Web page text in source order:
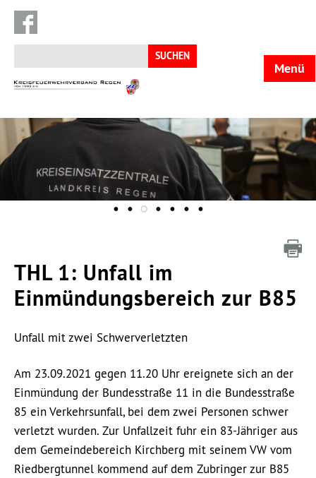
Suchen
nach:
KFV
Menü
THL 1: Unfall im
Einmündungsbereich zur B85
Unfall mit zwei Schwerverletzten
Am 23.09.2021 gegen 11.20 Uhr ereignete sich an der
Einmündung der Bundesstraße 11 in die Bundesstraße
85 ein Verkehrsunfall, bei dem zwei Personen schwer
verletzt wurden. Zur Unfallzeit fuhr ein 83-Jähriger aus
dem Gemeindebereich Kirchberg mit seinem VW vom
Riedbergtunnel kommend auf dem Zubringer zur B85